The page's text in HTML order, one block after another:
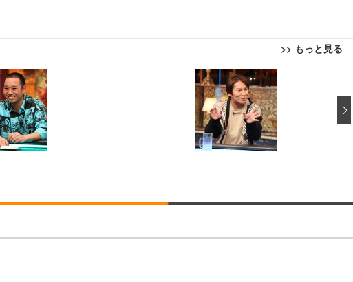
>> もっと見る
度回転 座面昇降 強化ナイロン樹脂ベース 通気性メッシュ 在宅ワーク H-WY01
ポート 90度跳ね上げ式アームレスト 3Dヘッドレスト ハンガー付き 高反発クッ